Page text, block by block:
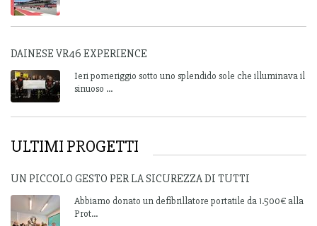
DAINESE VR46 EXPERIENCE
Ieri pomeriggio sotto uno splendido sole che illuminava il
sinuoso ...
ULTIMI PROGETTI
UN PICCOLO GESTO PER LA SICUREZZA DI TUTTI
Abbiamo donato un defibrillatore portatile da 1.500€ alla
Prot...